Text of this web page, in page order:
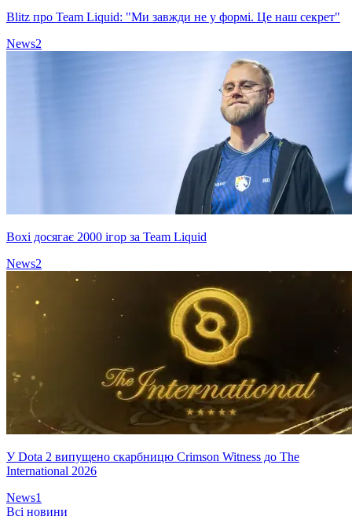
Blitz про Team Liquid: "Ми завжди не у формі. Це наш секрет"
News2
Boxi досягає 2000 ігор за Team Liquid
News2
У Dota 2 випущено скарбницю Crimson Witness до The
International 2026
News1
Всі новини